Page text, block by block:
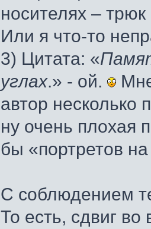
носителях –
Или я что-то
3) Цитата: «
углах.» - ой.
автор
ну очень плохая
бы «портретов на
С соблюдением
То есть, сдвиг во